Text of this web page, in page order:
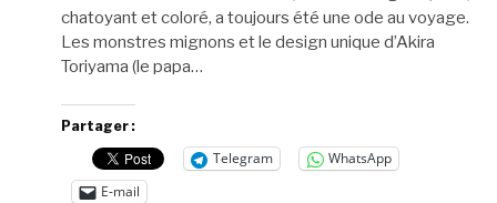
chatoyant et coloré, a toujours été une ode au voyage.
Les monstres mignons et le design unique d’Akira
Toriyama (le papa…
Partager :
Telegram
WhatsApp
E-mail